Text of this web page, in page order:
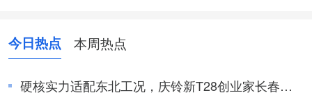
今日热点 本周热点
硬核实力适配东北工况，庆铃新T28创业家长春上